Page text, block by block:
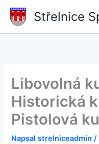
Přeskočit
Střelnice
Libovolná
Historická
Pistolová
Napsalstrelniceadmin/